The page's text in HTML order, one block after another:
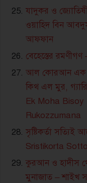
যাদুকর ও
ওয়াহিদ বিন
আফফান
বেহেস্তের
আল কোরআন এক
কিথ এল মুর,
Ek Moha
Rukozzumana
সৃষ্টিকর্তা
Sristikorta
কুরআন ও হাদীস
মুনাজাত – শাইখ